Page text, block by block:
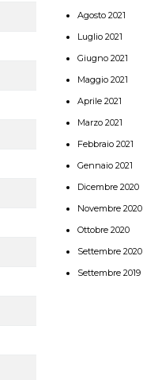
Agosto 2021
Luglio 2021
Giugno 2021
Maggio 2021
Aprile 2021
Marzo 2021
Febbraio 2021
Gennaio 2021
Dicembre 2020
Novembre 2020
Ottobre 2020
Settembre 2020
Settembre 2019